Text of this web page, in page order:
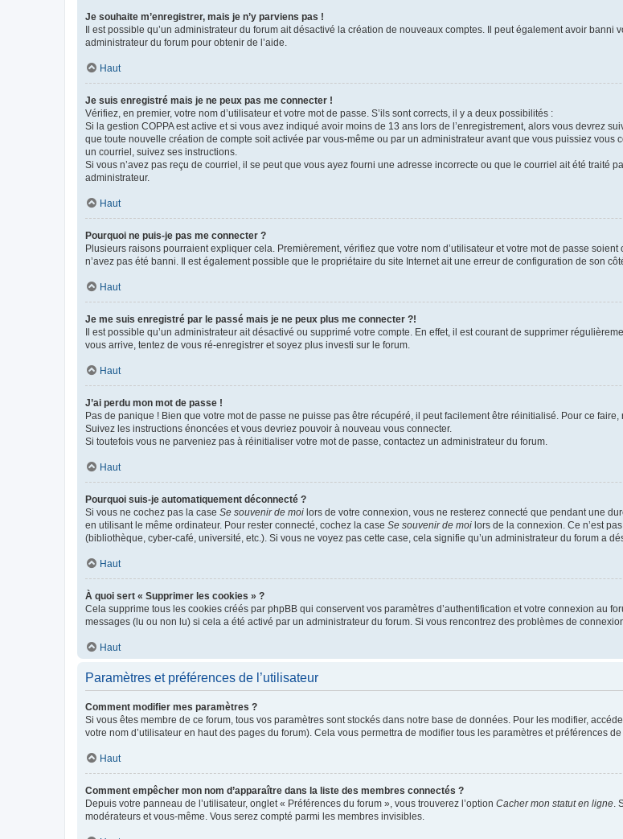
Je souhaite m’enregistrer, mais je n’y parviens pas !
Il est possible qu’un administrateur du forum ait désactivé la création de nouveaux comptes. Il peut également avoir banni
administrateur du forum pour obtenir de l’aide.
Haut
Je suis enregistré mais je ne peux pas me connecter !
Vérifiez, en premier, votre nom d’utilisateur et votre mot de passe. S’ils sont corrects, il y a deux possibilités :
Si la gestion COPPA est active et si vous avez indiqué avoir moins de 13 ans lors de l’enregistrement, alors vous devrez
que toute nouvelle création de compte soit activée par vous-même ou par un administrateur avant que vous puissiez vous
un courriel, suivez ses instructions.
Si vous n’avez pas reçu de courriel, il se peut que vous ayez fourni une adresse incorrecte ou que le courriel ait été traité
administrateur.
Haut
Pourquoi ne puis-je pas me connecter ?
Plusieurs raisons pourraient expliquer cela. Premièrement, vérifiez que votre nom d’utilisateur et votre mot de passe
n’avez pas été banni. Il est également possible que le propriétaire du site Internet ait une erreur de configuration de son
Haut
Je me suis enregistré par le passé mais je ne peux plus me connecter ?!
Il est possible qu’un administrateur ait désactivé ou supprimé votre compte. En effet, il est courant de supprimer
vous arrive, tentez de vous ré-enregistrer et soyez plus investi sur le forum.
Haut
J’ai perdu mon mot de passe !
Pas de panique ! Bien que votre mot de passe ne puisse pas être récupéré, il peut facilement être réinitialisé. Pour ce
Suivez les instructions énoncées et vous devriez pouvoir à nouveau vous connecter.
Si toutefois vous ne parveniez pas à réinitialiser votre mot de passe, contactez un administrateur du forum.
Haut
Pourquoi suis-je automatiquement déconnecté ?
Si vous ne cochez pas la case Se souvenir de moi lors de votre connexion, vous ne resterez connecté que pendant une
en utilisant le même ordinateur. Pour rester connecté, cochez la case Se souvenir de moi lors de la connexion. Ce n’est
(bibliothèque, cyber-café, université, etc.). Si vous ne voyez pas cette case, cela signifie qu’un administrateur du forum a
Haut
À quoi sert « Supprimer les cookies » ?
Cela supprime tous les cookies créés par phpBB qui conservent vos paramètres d’authentification et votre connexion au
messages (lu ou non lu) si cela a été activé par un administrateur du forum. Si vous rencontrez des problèmes de
Haut
Paramètres et préférences de l’utilisateur
Comment modifier mes paramètres ?
Si vous êtes membre de ce forum, tous vos paramètres sont stockés dans notre base de données. Pour les modifier,
votre nom d’utilisateur en haut des pages du forum). Cela vous permettra de modifier tous les paramètres et préférences de
Haut
Comment empêcher mon nom d’apparaître dans la liste des membres connectés ?
Depuis votre panneau de l’utilisateur, onglet « Préférences du forum », vous trouverez l’option Cacher mon statut en ligne .
modérateurs et vous-même. Vous serez compté parmi les membres invisibles.